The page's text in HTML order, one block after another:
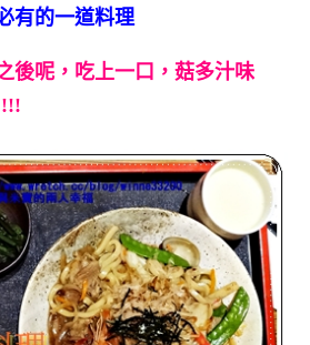
有的一道料理
後呢，吃上一口，菇多汁味